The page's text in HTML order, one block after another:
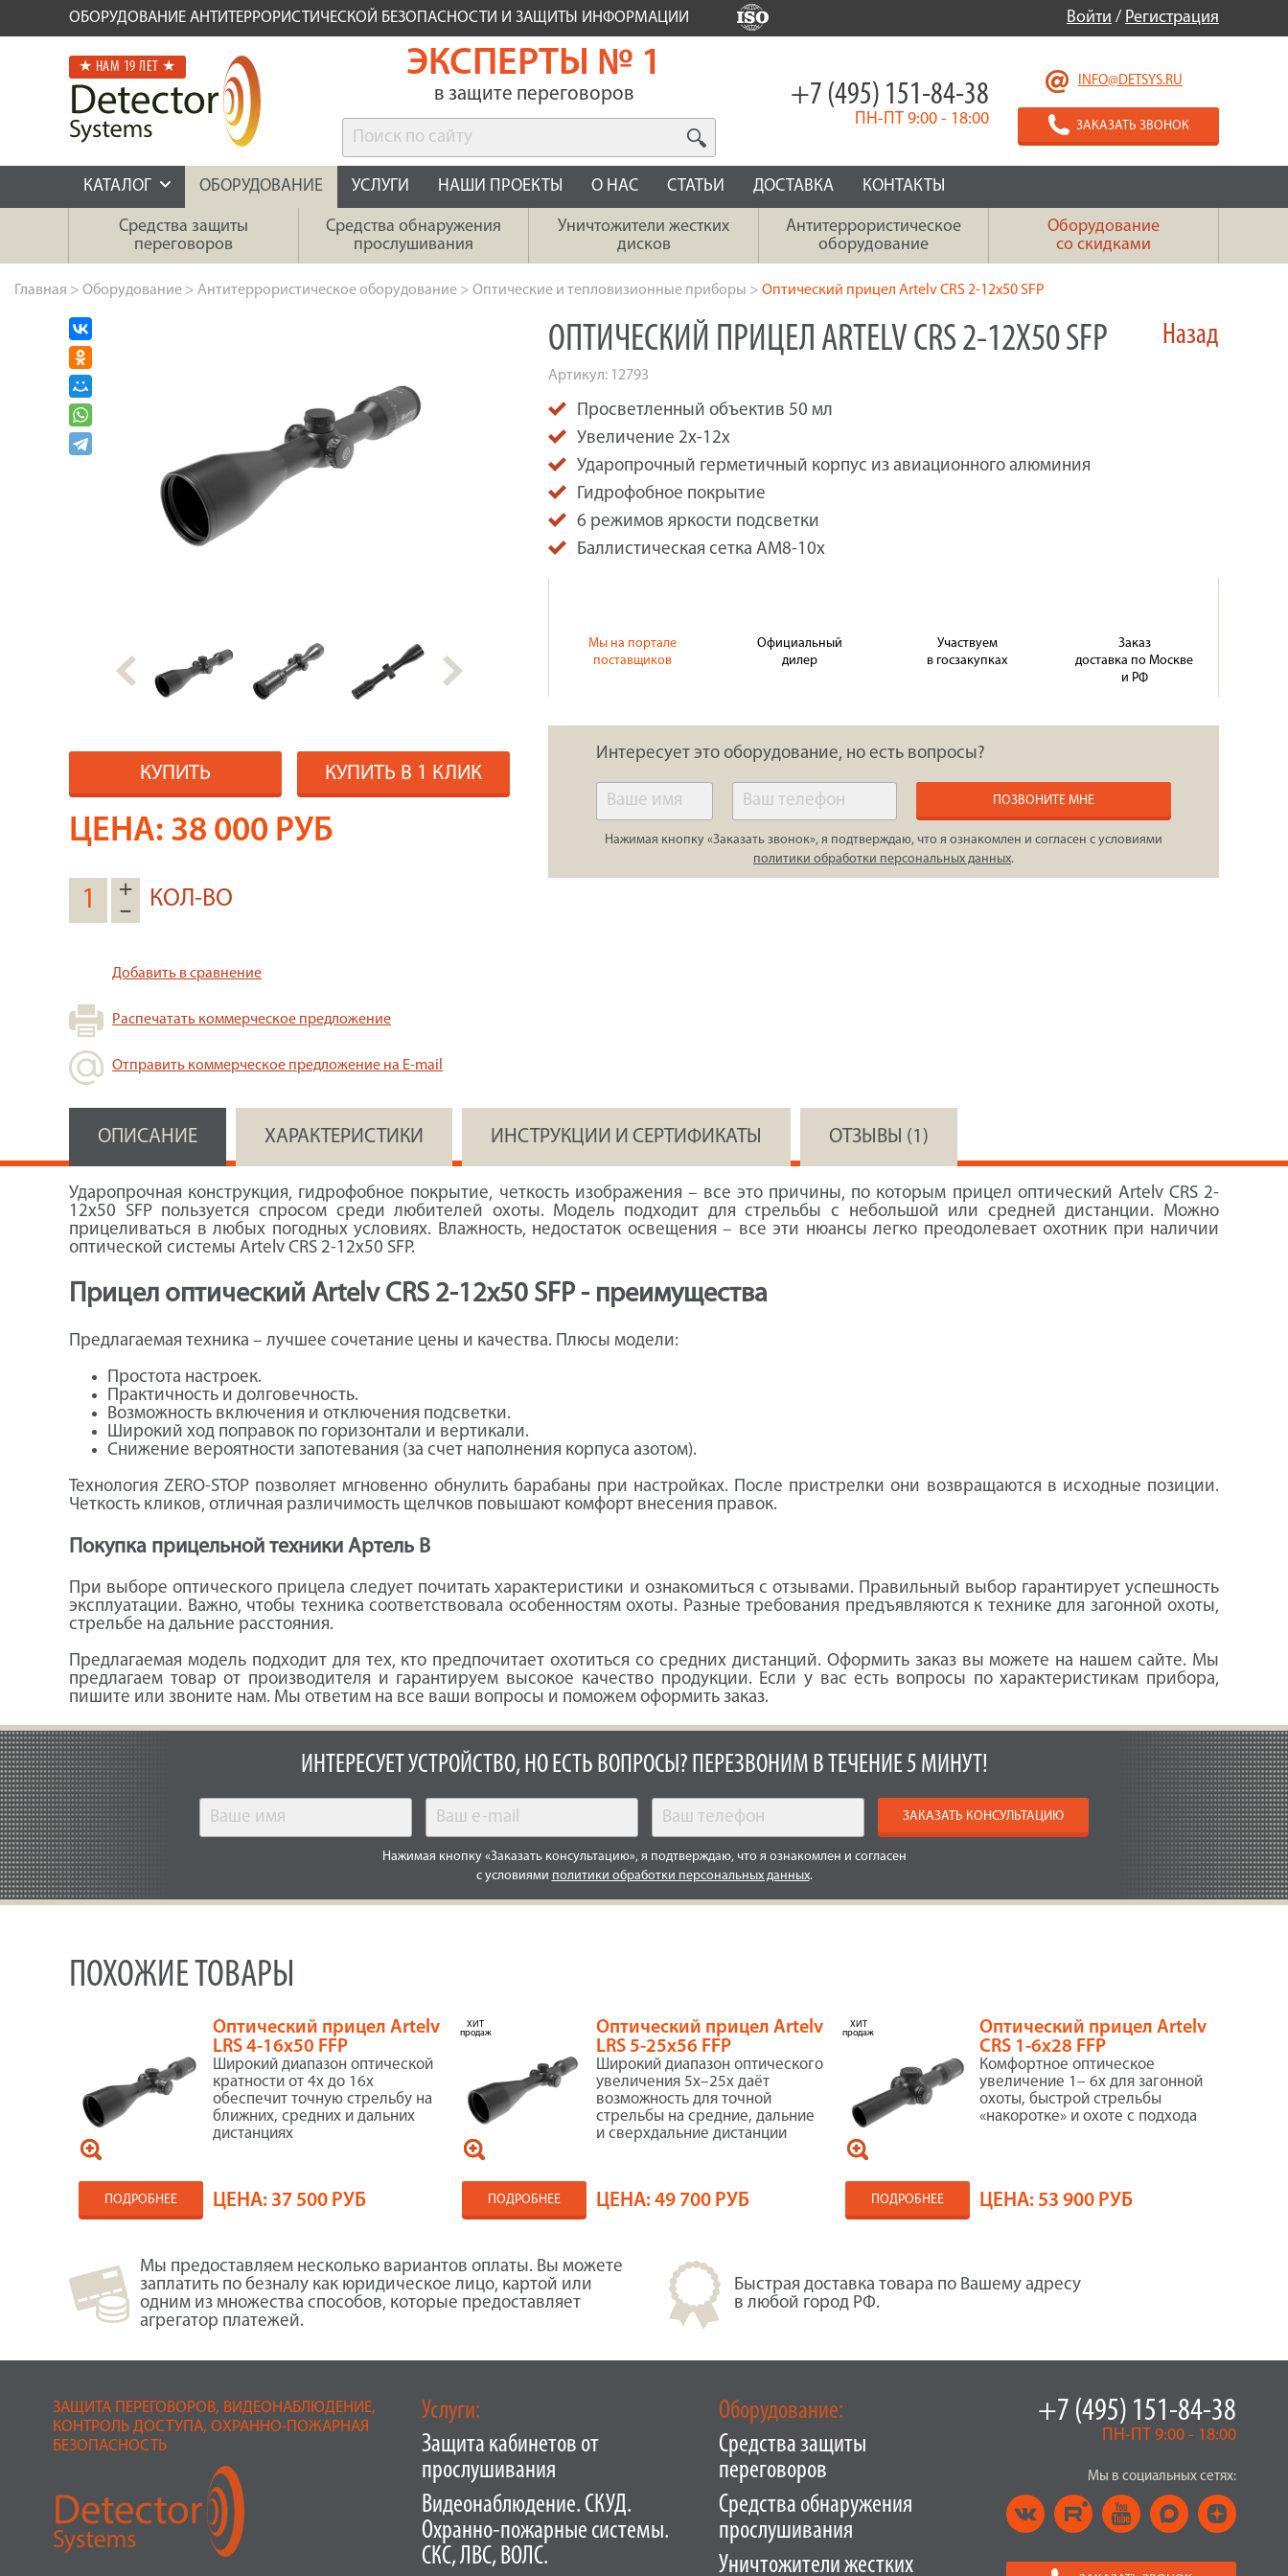
ОБОРУДОВАНИЕ АНТИТЕРРОРИСТИЧЕСКОЙ БЕЗОПАСНОСТИ И ЗАЩИТЫ ИНФОРМАЦИИ Войти / Регистрация
★ НАМ 19 ЛЕТ ★ ЭКСПЕРТЫ № 1
в защите переговоров
INFO@DETSYS.RU
ЗАКАЗАТЬ ЗВОНОК
+7 (495) 151-84-38
ПН-ПТ 9:00 - 18:00
КАТАЛОГ ОБОРУДОВАНИЕ УСЛУГИ НАШИ ПРОЕКТЫ О НАС СТАТЬИ ДОСТАВКА КОНТАКТЫ
Средства защиты
переговоров
Средства обнаружения
прослушивания
Уничтожители жестких
дисков
Антитеррористическое
оборудование
Оборудование
со скидками
Главная > Оборудование > Антитеррористическое оборудование > Оптические и тепловизионные приборы > Оптический прицел Artelv CRS 2-12x50 SFP
Назад
КУПИТЬ КУПИТЬ В 1 КЛИК
ЦЕНА: 38 000 РУБ
+
–
КОЛ-ВО
Добавить в сравнение
Распечатать коммерческое предложение
Отправить коммерческое предложение на E-mail
ОПТИЧЕСКИЙ ПРИЦЕЛ ARTELV CRS 2-12X50 SFP
Артикул: 12793
Просветленный объектив 50 мл
Увеличение 2х-12х
Ударопрочный герметичный корпус из авиационного алюминия
Гидрофобное покрытие
6 режимов яркости подсветки
Баллистическая сетка АМ8-10х
Мы на портале
поставщиков
Официальный
дилер
Участвуем
в госзакупках
Заказ
доставка по Москве
и РФ
Интересует это оборудование, но есть вопросы?
ПОЗВОНИТЕ МНЕ
Нажимая кнопку «Заказать звонок», я подтверждаю, что я ознакомлен и согласен с условиями
политики обработки персональных данных.
ОПИСАНИЕ ХАРАКТЕРИСТИКИ ИНСТРУКЦИИ И СЕРТИФИКАТЫ ОТЗЫВЫ (1)
Ударопрочная конструкция, гидрофобное покрытие, четкость изображения – все это причины, по которым прицел оптический Artelv CRS 2-
12x50 SFP пользуется спросом среди любителей охоты. Модель подходит для стрельбы с небольшой или средней дистанции. Можно
прицеливаться в любых погодных условиях. Влажность, недостаток освещения – все эти нюансы легко преодолевает охотник при наличии
оптической системы Artelv CRS 2-12x50 SFP.
Прицел оптический Artelv CRS 2-12x50 SFP - преимущества
Предлагаемая техника – лучшее сочетание цены и качества. Плюсы модели:
Простота настроек.
Практичность и долговечность.
Возможность включения и отключения подсветки.
Широкий ход поправок по горизонтали и вертикали.
Снижение вероятности запотевания (за счет наполнения корпуса азотом).
Технология ZERO-STOP позволяет мгновенно обнулить барабаны при настройках. После пристрелки они возвращаются в исходные позиции.
Четкость кликов, отличная различимость щелчков повышают комфорт внесения правок.
Покупка прицельной техники Артель В
При выборе оптического прицела следует почитать характеристики и ознакомиться с отзывами. Правильный выбор гарантирует успешность
эксплуатации. Важно, чтобы техника соответствовала особенностям охоты. Разные требования предъявляются к технике для загонной охоты,
стрельбе на дальние расстояния.
Предлагаемая модель подходит для тех, кто предпочитает охотиться со средних дистанций. Оформить заказ вы можете на нашем сайте. Мы
предлагаем товар от производителя и гарантируем высокое качество продукции. Если у вас есть вопросы по характеристикам прибора,
пишите или звоните нам. Мы ответим на все ваши вопросы и поможем оформить заказ.
ИНТЕРЕСУЕТ УСТРОЙСТВО, НО ЕСТЬ ВОПРОСЫ? ПЕРЕЗВОНИМ В ТЕЧЕНИЕ 5 МИНУТ!
ЗАКАЗАТЬ КОНСУЛЬТАЦИЮ
Нажимая кнопку «Заказать консультацию», я подтверждаю, что я ознакомлен и согласен
с условиями политики обработки персональных данных.
ПОХОЖИЕ ТОВАРЫ
Оптический прицел Artelv
LRS 4-16x50 FFP
Широкий диапазон оптической
кратности от 4х до 16х
обеспечит точную стрельбу на
ближних, средних и дальних
дистанциях
ПОДРОБНЕЕ ЦЕНА: 37 500 РУБ
Оптический прицел Artelv
LRS 5-25x56 FFP
Широкий диапазон оптического
увеличения 5x–25x даёт
возможность для точной
стрельбы на средние, дальние
и сверхдальние дистанции
ХИТ
продаж
ПОДРОБНЕЕ ЦЕНА:49 700 РУБ
Оптический прицел Artelv
CRS 1-6x28 FFP
Комфортное оптическое
увеличение 1– 6х для загонной
охоты, быстрой стрельбы
«накоротке» и охоте с подхода
ХИТ
продаж
ПОДРОБНЕЕ ЦЕНА: 53 900 РУБ
Мы предоставляем несколько вариантов оплаты. Вы можете
заплатить по безналу как юридическое лицо, картой или
одним из множества способов, которые предоставляет
агрегатор платежей.
Быстрая доставка товара по Вашему адресу
в любой город РФ.
ЗАЩИТА ПЕРЕГОВОРОВ, ВИДЕОНАБЛЮДЕНИЕ,
КОНТРОЛЬ ДОСТУПА, ОХРАННО-ПОЖАРНАЯ
БЕЗОПАСНОСТЬ
Услуги:
Защита кабинетов от
прослушивания
Видеонаблюдение. СКУД.
Охранно-пожарные системы.
СКС, ЛВС, ВОЛС.
+7 (495) 151-84-38
ПН-ПТ 9:00 - 18:00
Мы в социальных сетях:
Оборудование:
Средства защиты
переговоров
Средства обнаружения
прослушивания
Уничтожители жестких